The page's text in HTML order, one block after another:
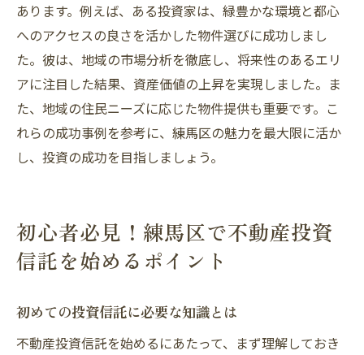
あります。例えば、ある投資家は、緑豊かな環境と都心
へのアクセスの良さを活かした物件選びに成功しまし
た。彼は、地域の市場分析を徹底し、将来性のあるエリ
アに注目した結果、資産価値の上昇を実現しました。ま
た、地域の住民ニーズに応じた物件提供も重要です。こ
れらの成功事例を参考に、練馬区の魅力を最大限に活か
し、投資の成功を目指しましょう。
初心者必見！練馬区で不動産投資
信託を始めるポイント
初めての投資信託に必要な知識とは
不動産投資信託を始めるにあたって、まず理解しておき